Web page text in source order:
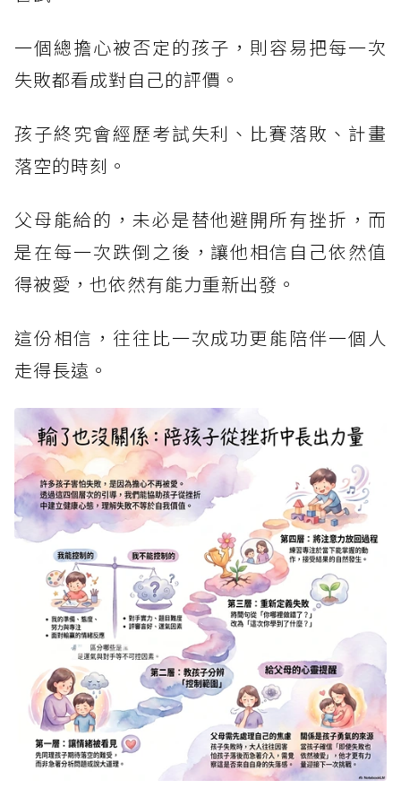
一個總擔心被否定的孩子，則容易把每一次
失敗都看成對自己的評價。
孩子終究會經歷考試失利、比賽落敗、計畫
落空的時刻。
父母能給的，未必是替他避開所有挫折，而
是在每一次跌倒之後，讓他相信自己依然值
得被愛，也依然有能力重新出發。
這份相信，往往比一次成功更能陪伴一個人
走得長遠。